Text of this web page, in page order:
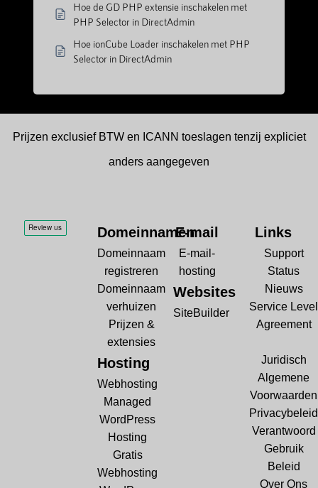
Hoe de GD PHP extensie inschakelen met
PHP Selector in DirectAdmin
Hoe ionCube Loader inschakelen met PHP
Selector in DirectAdmin
Prijzen exclusief BTW en ICANN toeslagen tenzij expliciet
anders aangegeven
Domeinnamen
Domeinnaam
registreren
Domeinnaam
verhuizen
Prijzen &
extensies
Hosting
Webhosting
Managed
WordPress
Hosting
Gratis
Webhosting
E-mail
E-mail-
hosting
Websites
SiteBuilder
Links
Support
Status
Nieuws
Service Level
Agreement
Juridisch
Algemene
Voorwaarden
Privacybeleid
Verantwoord
Gebruik
Beleid
Over Ons